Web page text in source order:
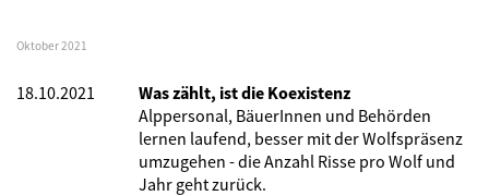
Oktober 2021
18.10.2021
Was zählt, ist die Koexistenz
Alppersonal, BäuerInnen und Behörden
lernen laufend, besser mit der Wolfspräsenz
umzugehen - die Anzahl Risse pro Wolf und
Jahr geht zurück.